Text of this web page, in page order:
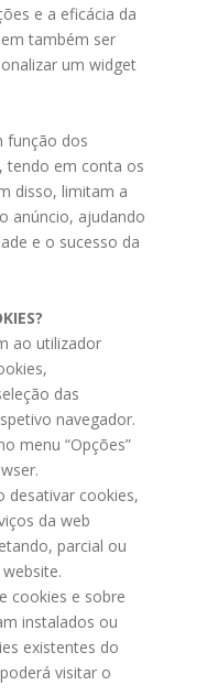
e a eficácia da
também ser
um widget
função dos
tendo em conta os
disso, limitam a
anúncio, ajudando
e o sucesso da
ao utilizador
das
navegador.
menu “Opções”
desativar cookies,
da web
parcial ou
cookies e sobre
instalados ou
existentes do
visitar o